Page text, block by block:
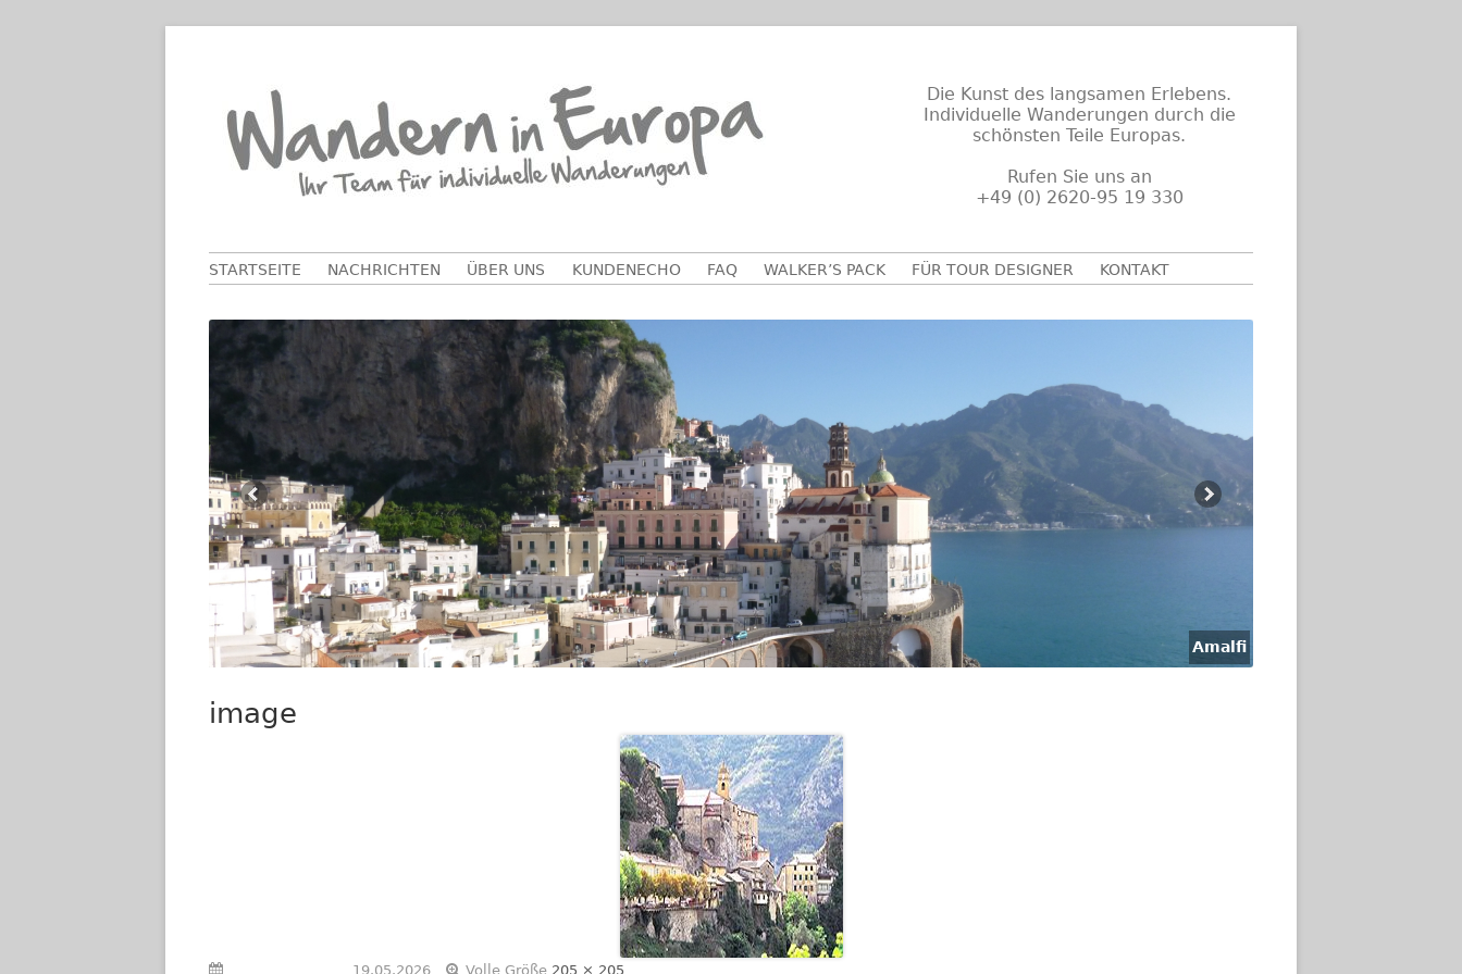
Die Kunst des langsamen Erlebens.
Individuelle Wanderungen durch die
schönsten Teile Europas.
Rufen Sie uns an
+49 (0) 2620-95 19 330
Primäres
Menü
STARTSEITE NACHRICHTEN ÜBER UNS KUNDENECHO FAQ WALKER’S PACK FÜR TOUR DESIGNER KONTAKT
Amalfi
image
19.05.2026 Volle Größe 205 × 205